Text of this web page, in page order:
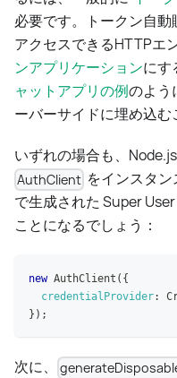
必要です。トークン自
アクセスできるHTTPエ
ンアプリケーションにす
ャットアプリの例のよう
ーバーサイドに埋め込む
いずれの場合も、
AuthClient をインスタン
で生成された Super
ことになるでしょう：
new AuthClient ( {
credentialProvider:
} ) ;
次に、